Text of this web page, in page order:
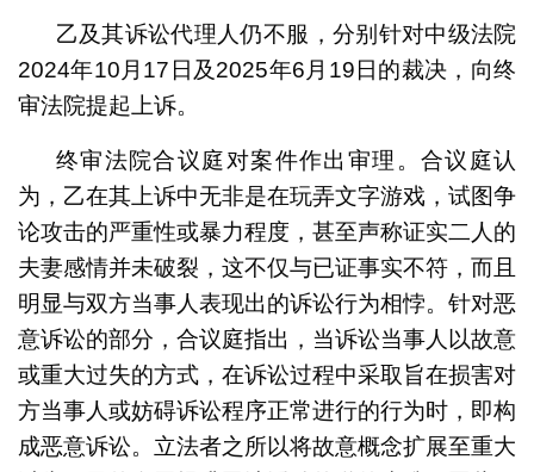
乙及其诉讼代理人仍不服，分别针对中级法院
2024年10月17日及2025年6月19日的裁决，向终
审法院提起上诉。
终审法院合议庭对案件作出审理。合议庭认
为，乙在其上诉中无非是在玩弄文字游戏，试图争
论攻击的严重性或暴力程度，甚至声称证实二人的
夫妻感情并未破裂，这不仅与已证事实不符，而且
明显与双方当事人表现出的诉讼行为相悖。针对恶
意诉讼的部分，合议庭指出，当诉讼当事人以故意
或重大过失的方式，在诉讼过程中采取旨在损害对
方当事人或妨碍诉讼程序正常进行的行为时，即构
成恶意诉讼。立法者之所以将故意概念扩展至重大